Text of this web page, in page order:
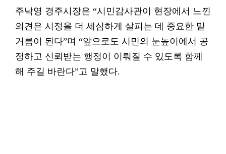
주낙영 경주시장은 “시민감사관이 현장에서 느낀
의견은 시정을 더 세심하게 살피는 데 중요한 밑
거름이 된다”며 “앞으로도 시민의 눈높이에서 공
정하고 신뢰받는 행정이 이뤄질 수 있도록 함께
해 주길 바란다”고 말했다.